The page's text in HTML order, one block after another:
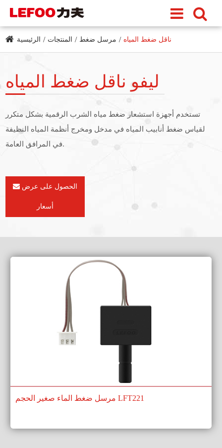
الرئيسية المنتجات مرسل ضغط ناقل ضغط المياه
ليفو ناقل ضغط المياه
تستخدم أجهزة استشعار ضغط مياه الشرب الرقمية بشكل متكرر
لقياس ضغط أنابيب المياه في مدخل ومخرج أنظمة المياه النظيفة
في المرافق العامة.
أسعار
مرسل ضغط الماء صغير الحجم LFT221